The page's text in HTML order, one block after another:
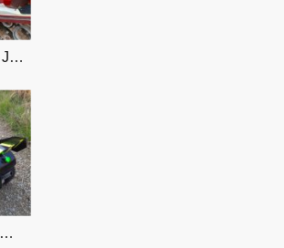
RC St Tropez Jacht umgebaut
1 zu 5 Beetle mit Beleuchtung und Highpipes